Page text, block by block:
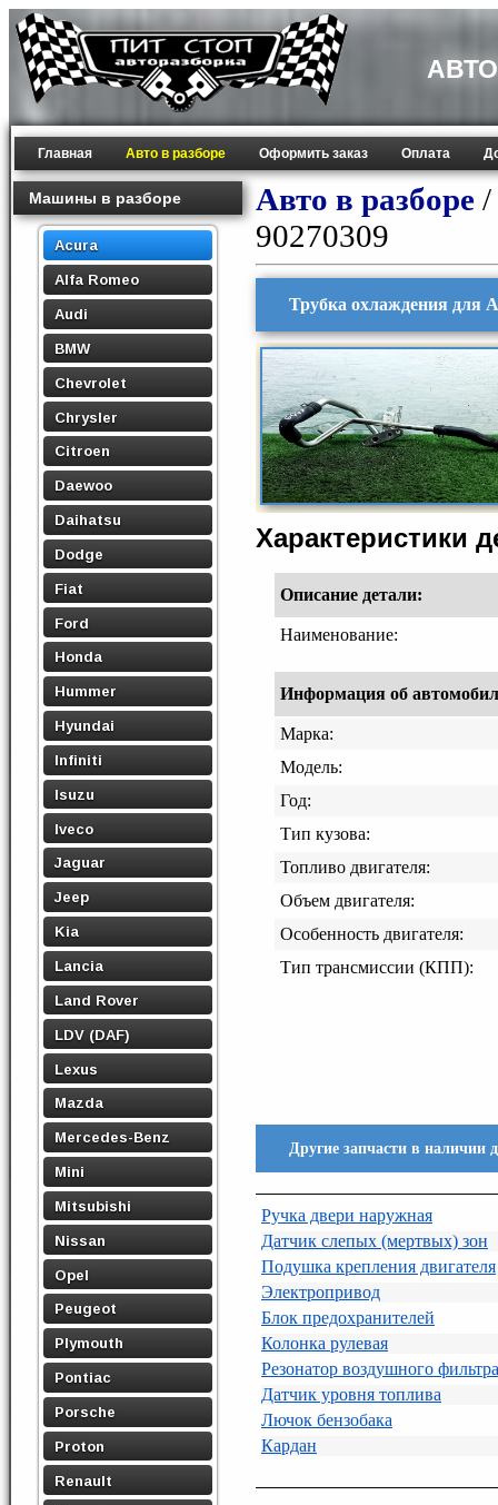
Главная Авто в разборе Оформить заказ Оплата
Машины в разборе
Acura
Alfa Romeo
Audi
BMW
Chevrolet
Chrysler
Citroen
Daewoo
Daihatsu
Dodge
Fiat
Ford
Honda
Hummer
Hyundai
Infiniti
Isuzu
Iveco
Jaguar
Jeep
Kia
Lancia
Land Rover
LDV (DAF)
Lexus
Mazda
Mercedes-Benz
Mini
Mitsubishi
Nissan
Opel
Peugeot
Plymouth
Pontiac
Porsche
Proton
Renault
Авто в разборе /
90270309
Трубка охлаждения для
Характеристики
Описание детали:
Наименование:
Информация об
Марка:
Модель:
Год:
Тип кузова:
Топливо двигателя:
Объем двигателя:
Особенность двигателя:
Тип трансмиссии (КПП):
Другие запчасти в наличии
Ручка двери наружная
Датчик слепых (мертвых) зон
Подушка крепления двигателя
Электропривод
Блок предохранителей
Колонка рулевая
Резонатор воздушного фильтра
Датчик уровня топлива
Лючок бензобака
Кардан